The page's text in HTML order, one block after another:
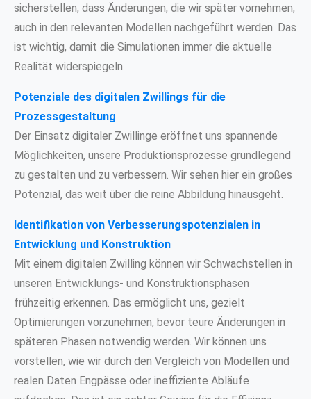
sicherstellen, dass Änderungen, die wir später vornehmen,
auch in den relevanten Modellen nachgeführt werden. Das
ist wichtig, damit die Simulationen immer die aktuelle
Realität widerspiegeln.
Potenziale des digitalen Zwillings für die
Prozessgestaltung
Der Einsatz digitaler Zwillinge eröffnet uns spannende
Möglichkeiten, unsere Produktionsprozesse grundlegend
zu gestalten und zu verbessern. Wir sehen hier ein großes
Potenzial, das weit über die reine Abbildung hinausgeht.
Identifikation von Verbesserungspotenzialen in
Entwicklung und Konstruktion
Mit einem digitalen Zwilling können wir Schwachstellen in
unseren Entwicklungs- und Konstruktionsphasen
frühzeitig erkennen. Das ermöglicht uns, gezielt
Optimierungen vorzunehmen, bevor teure Änderungen in
späteren Phasen notwendig werden. Wir können uns
vorstellen, wie wir durch den Vergleich von Modellen und
realen Daten Engpässe oder ineffiziente Abläufe